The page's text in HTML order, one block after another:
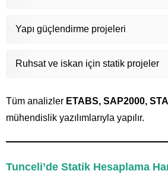
Yapı güçlendirme projeleri
Ruhsat ve iskan için statik projeler
Tüm analizler ETABS, SAP2000,
mühendislik yazılımlarıyla yapılır.
Tunceli’de Statik Hesaplama